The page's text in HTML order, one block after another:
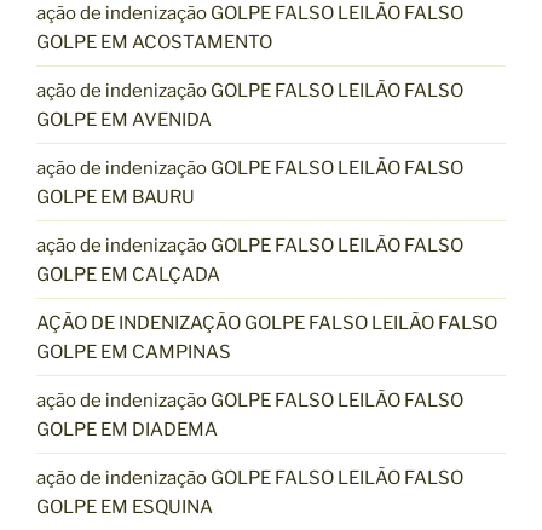
ação de indenização GOLPE FALSO LEILÃO FALSO
GOLPE EM ACOSTAMENTO
ação de indenização GOLPE FALSO LEILÃO FALSO
GOLPE EM AVENIDA
ação de indenização GOLPE FALSO LEILÃO FALSO
GOLPE EM BAURU
ação de indenização GOLPE FALSO LEILÃO FALSO
GOLPE EM CALÇADA
AÇÃO DE INDENIZAÇÃO GOLPE FALSO LEILÃO FALSO
GOLPE EM CAMPINAS
ação de indenização GOLPE FALSO LEILÃO FALSO
GOLPE EM DIADEMA
ação de indenização GOLPE FALSO LEILÃO FALSO
GOLPE EM ESQUINA